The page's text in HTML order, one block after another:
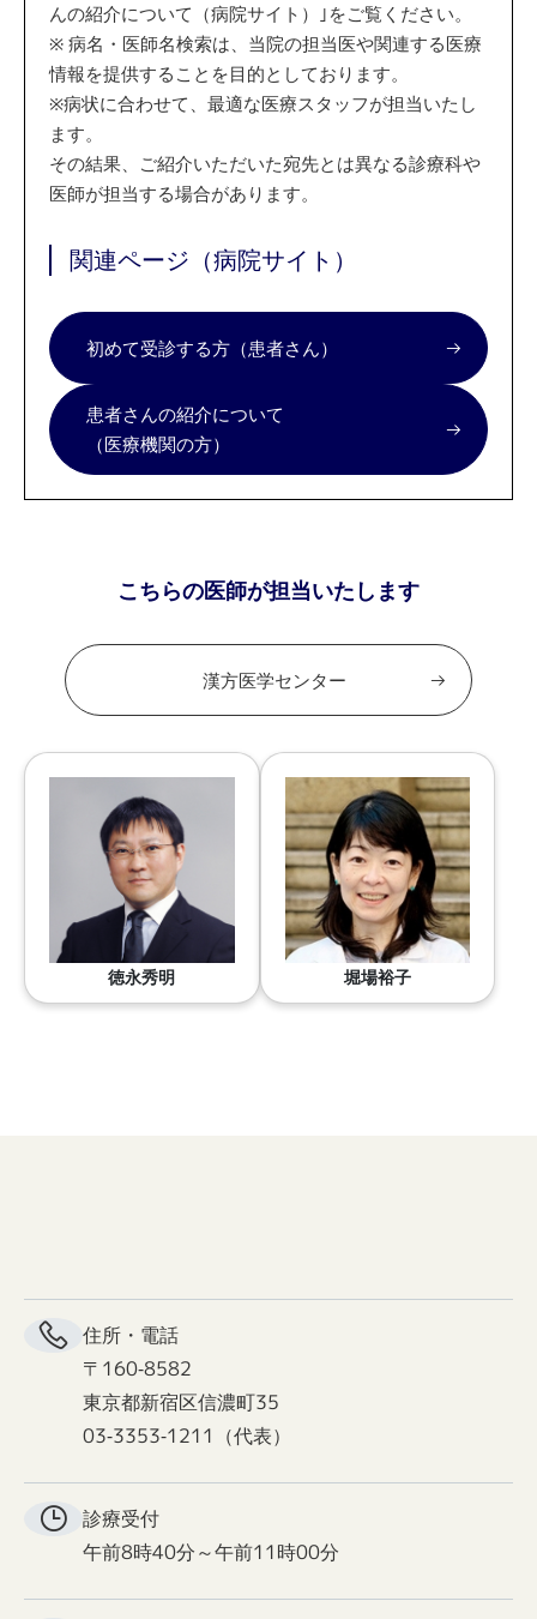
んの紹介について（病院サイト）｣をご覧ください。
※ 病名・医師名検索は、当院の担当医や関連する医療
情報を提供することを目的としております。
※病状に合わせて、最適な医療スタッフが担当いたし
ます。
その結果、ご紹介いただいた宛先とは異なる診療科や
医師が担当する場合があります。
関連ページ（病院サイト）
初めて受診する方（患者さん）
患者さんの紹介について
（医療機関の方）
こちらの医師が担当いたします
漢方医学センター
徳永秀明 堀場裕子
住所・電話
〒160-8582
東京都新宿区信濃町35
03-3353-1211（代表）
診療受付
午前8時40分～午前11時00分